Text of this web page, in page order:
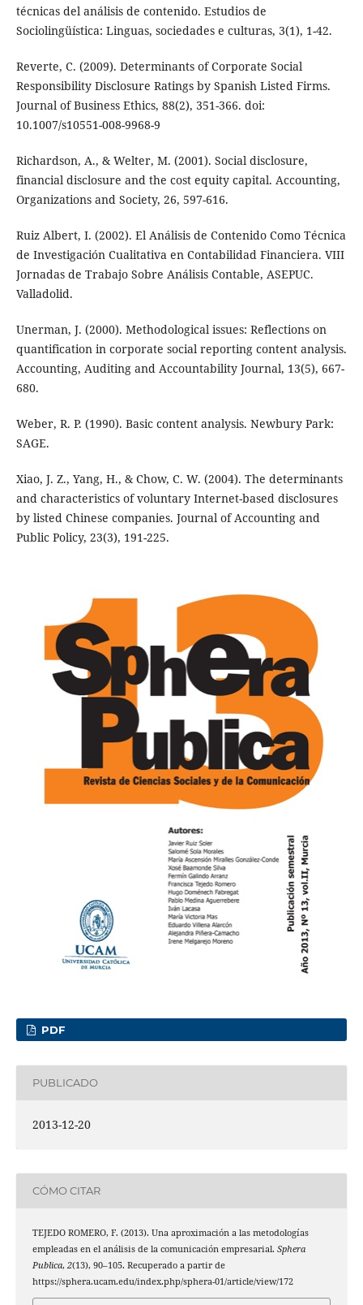
técnicas del análisis de contenido. Estudios de
Sociolingüística: Linguas, sociedades e culturas, 3(1), 1-42.
Reverte, C. (2009). Determinants of Corporate Social
Responsibility Disclosure Ratings by Spanish Listed Firms.
Journal of Business Ethics, 88(2), 351-366. doi:
10.1007/s10551-008-9968-9
Richardson, A., & Welter, M. (2001). Social disclosure,
financial disclosure and the cost equity capital. Accounting,
Organizations and Society, 26, 597-616.
Ruiz Albert, I. (2002). El Análisis de Contenido Como Técnica
de Investigación Cualitativa en Contabilidad Financiera. VIII
Jornadas de Trabajo Sobre Análisis Contable, ASEPUC.
Valladolid.
Unerman, J. (2000). Methodological issues: Reflections on
quantification in corporate social reporting content analysis.
Accounting, Auditing and Accountability Journal, 13(5), 667-
680.
Weber, R. P. (1990). Basic content analysis. Newbury Park:
SAGE.
Xiao, J. Z., Yang, H., & Chow, C. W. (2004). The determinants
and characteristics of voluntary Internet-based disclosures
by listed Chinese companies. Journal of Accounting and
Public Policy, 23(3), 191-225.
PDF
PUBLICADO
2013-12-20
CÓMO CITAR
TEJEDO ROMERO, F. (2013). Una aproximación a las metodologías
empleadas en el análisis de la comunicación empresarial. Sphera
Publica, 2(13), 90–105. Recuperado a partir de
https://sphera.ucam.edu/index.php/sphera-01/article/view/172